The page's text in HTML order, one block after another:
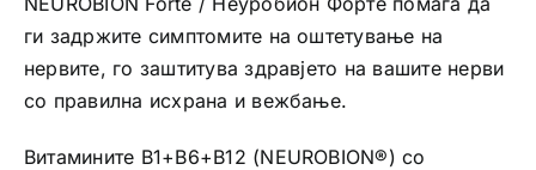
ги задржите симптомите на оштетување на
нервите, го заштитува здравјето на вашите нерви
со правилна исхрана и вежбање.
Витамините B1+B6+B12 (NEUROBION®) со